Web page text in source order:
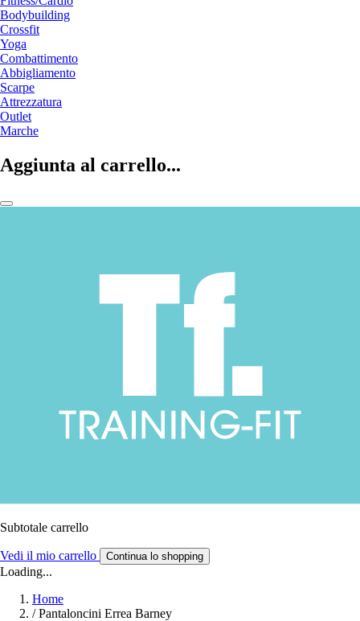
Bodybuilding
Crossfit
Yoga
Combattimento
Abbigliamento
Scarpe
Attrezzatura
Outlet
Marche
Aggiunta al carrello...
Subtotale carrello
Vedi il mio carrello Continua lo shopping
Loading...
Home
/ Pantaloncini Errea Barney